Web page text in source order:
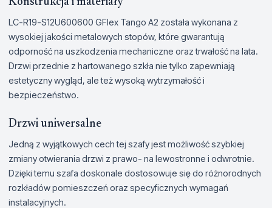
LC-R19-S12U600600 GFlex Tango A2 została wykonana z
wysokiej jakości metalowych stopów, które gwarantują
odporność na uszkodzenia mechaniczne oraz trwałość na lata.
Drzwi przednie z hartowanego szkła nie tylko zapewniają
estetyczny wygląd, ale też wysoką wytrzymałość i
bezpieczeństwo.
Drzwi uniwersalne
Jedną z wyjątkowych cech tej szafy jest możliwość szybkiej
zmiany otwierania drzwi z prawo- na lewostronne i odwrotnie.
Dzięki temu szafa doskonale dostosowuje się do różnorodnych
rozkładów pomieszczeń oraz specyficznych wymagań
instalacyjnych.